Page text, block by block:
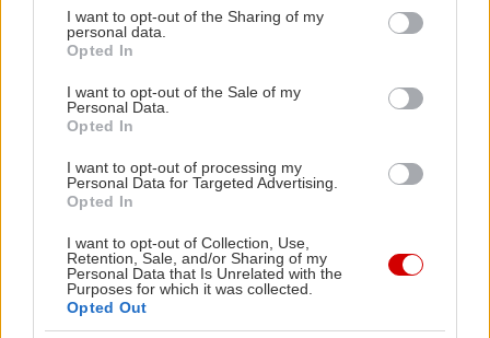
not limited to your visit or usage behaviour. You may click to
grant or deny consent to Google and its third-party tags to
use your data for below specified purposes in below Google
consent section.
I want to opt-out of the Sharing of my
personal data.
Opted In
I want to opt-out of the Sale of my
Personal Data.
Opted In
I want to opt-out of processing my
Personal Data for Targeted Advertising.
Opted In
I want to opt-out of Collection, Use,
Retention, Sale, and/or Sharing of my
Personal Data that Is Unrelated with the
Purposes for which it was collected.
Opted Out
Φωτό: Shutterstock